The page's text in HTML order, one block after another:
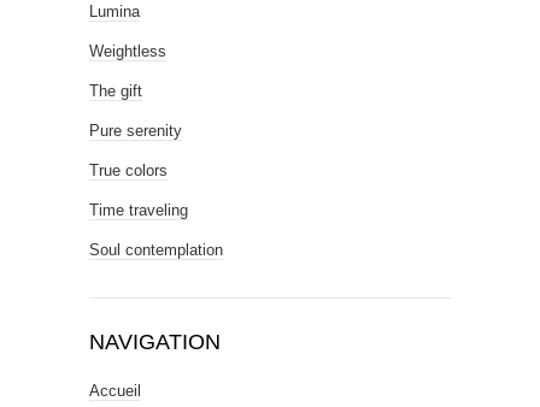
Lumina
Weightless
The gift
Pure serenity
True colors
Time traveling
Soul contemplation
NAVIGATION
Accueil